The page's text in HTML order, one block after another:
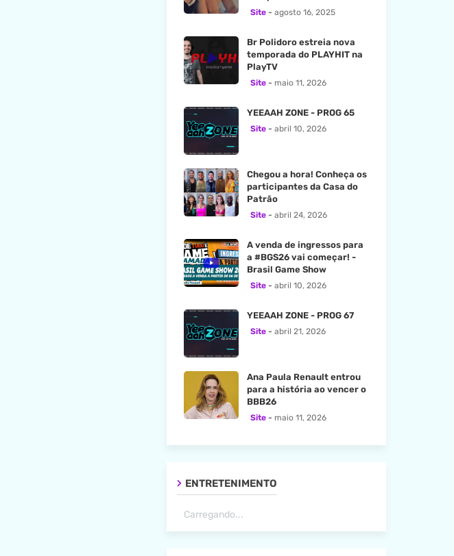
Site agosto 16, 2025
Br Polidoro estreia nova
temporada do PLAYHIT na
PlayTV
Site maio 11, 2026
YEEAAH ZONE - PROG 65
Site abril 10, 2026
Chegou a hora! Conheça os
participantes da Casa do
Patrão
Site abril 24, 2026
A venda de ingressos para
a #BGS26 vai começar! -
Brasil Game Show
Site abril 10, 2026
YEEAAH ZONE - PROG 67
Site abril 21, 2026
Ana Paula Renault entrou
para a história ao vencer o
BBB26
Site maio 11, 2026
ENTRETENIMENTO
Carregando...